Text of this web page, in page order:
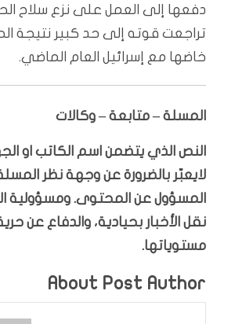
دفعها إلى العمل على نزع سلاح
تراجعت قوته إلى حد كبير نتيجة
خاضها مع إسرائيل العام الماضي.
المسلة – متابعة – وكالات
النص الذي يتضمن اسم الكاتب او
لايعبّر بالضرورة عن وجهة نظر
المسؤول عن المحتوى.
نقل الأخبار بحيادية، والدفاع عن
مستوياتها.
About Post Author